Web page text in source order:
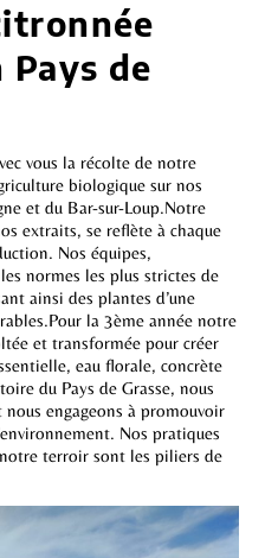
de
vous la récolte de notre
biologique sur nos
et du Bar-sur-Loup.Notre
extraits, se reflète à chaque
Nos équipes,
normes les plus strictes de
ainsi des plantes d’une
la 3ème année notre
et transformée pour créer
eau florale, concrète
du Pays de Grasse, nous
engageons à promouvoir
Nos pratiques
terroir sont les piliers de